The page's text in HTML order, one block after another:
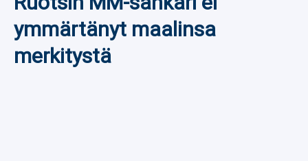
Jalkapallo
Yleisurheilu
ymmärtänyt maalinsa
merkitystä